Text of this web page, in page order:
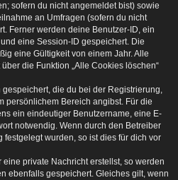
sofern du nicht angemeldet bist) sowie
an Umfragen (sofern du nicht
Ferner werden deine Benutzer-ID, ein
eine Session-ID gespeichert. Die
eine Gültigkeit von einem Jahr. Alle
die Funktion „Alle Cookies löschen“
die du bei der Registrierung,
persönlichem Bereich angibst. Für die
ein eindeutiger Benutzername, eine E-
notwendig. Wenn durch den Betreiber
festgelegt wurden, so ist dies für dich vor
private Nachricht erstellst, so werden
ebenfalls gespeichert. Gleiches gilt, wenn